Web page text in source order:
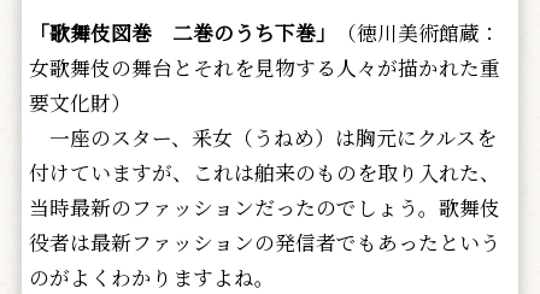
「歌舞伎図巻 二巻のうち下巻」
（徳川美術館蔵：
女歌舞伎の舞台とそれを見物する人々が描かれた重
要文化財）
一座のスター、釆女（うねめ）は胸元にクルスを
付けていますが、これは舶来のものを取り入れた、
当時最新のファッションだったのでしょう。歌舞伎
役者は最新ファッションの発信者でもあったという
のがよくわかりますよね。